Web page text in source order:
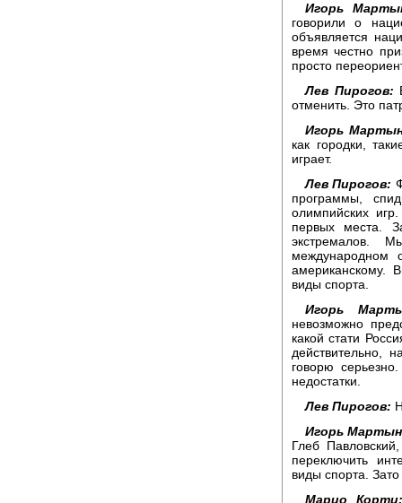
Игорь
говорили о
объявляется
время честно
просто
Лев Пирогов:
отменить. Это
Игорь
как городки,
играет.
Лев Пирогов:
программы,
олимпийских
первых места.
экстремалов.
международном
американскому.
виды спорта.
Игорь
невозможно
какой стати
действительно,
говорю
недостатки.
Лев Пирогов:
Игорь
Глеб
переключить
виды спорта.
Марио Корти: